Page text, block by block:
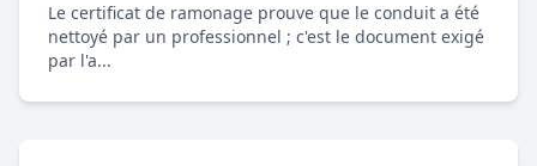
Le certificat de ramonage prouve que le conduit a été
nettoyé par un professionnel ; c'est le document exigé
par l'a...